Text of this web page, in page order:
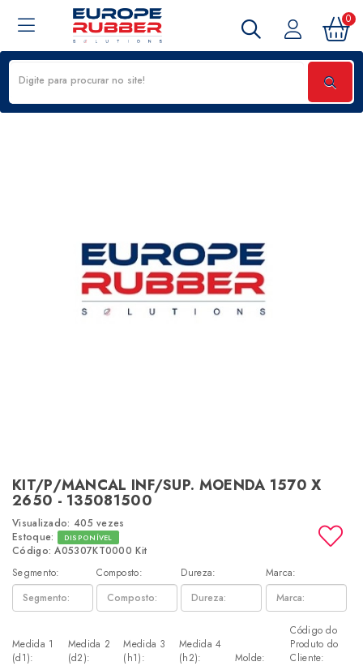
0
KIT/P/MANCAL INF/SUP. MOENDA 1570 X 2650 - 135081500
KIT/P/MANCAL INF/SUP. MOENDA 1570 X
2650 - 135081500
Visualizado: 405 vezes
Estoque:
DISPONÍVEL
Código: A05307KT0000 Kit
Segmento:
Composto: Dureza: Marca:
Medida 1
(d1):
Medida 2
(d2):
Medida 3
(h1):
Medida 4
(h2):
Molde:
Código do
Produto do
Cliente: